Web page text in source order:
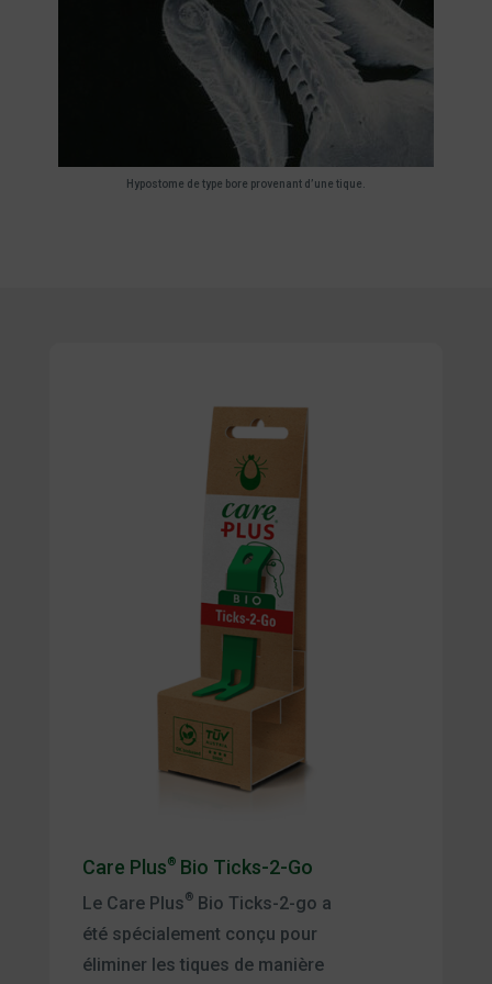
Hypostome de type bore provenant d’une tique.
Care Plus®Bio Ticks-2-Go
Le Care Plus®Bio Ticks-2-go a
été spécialement conçu pour
éliminer les tiques de manière